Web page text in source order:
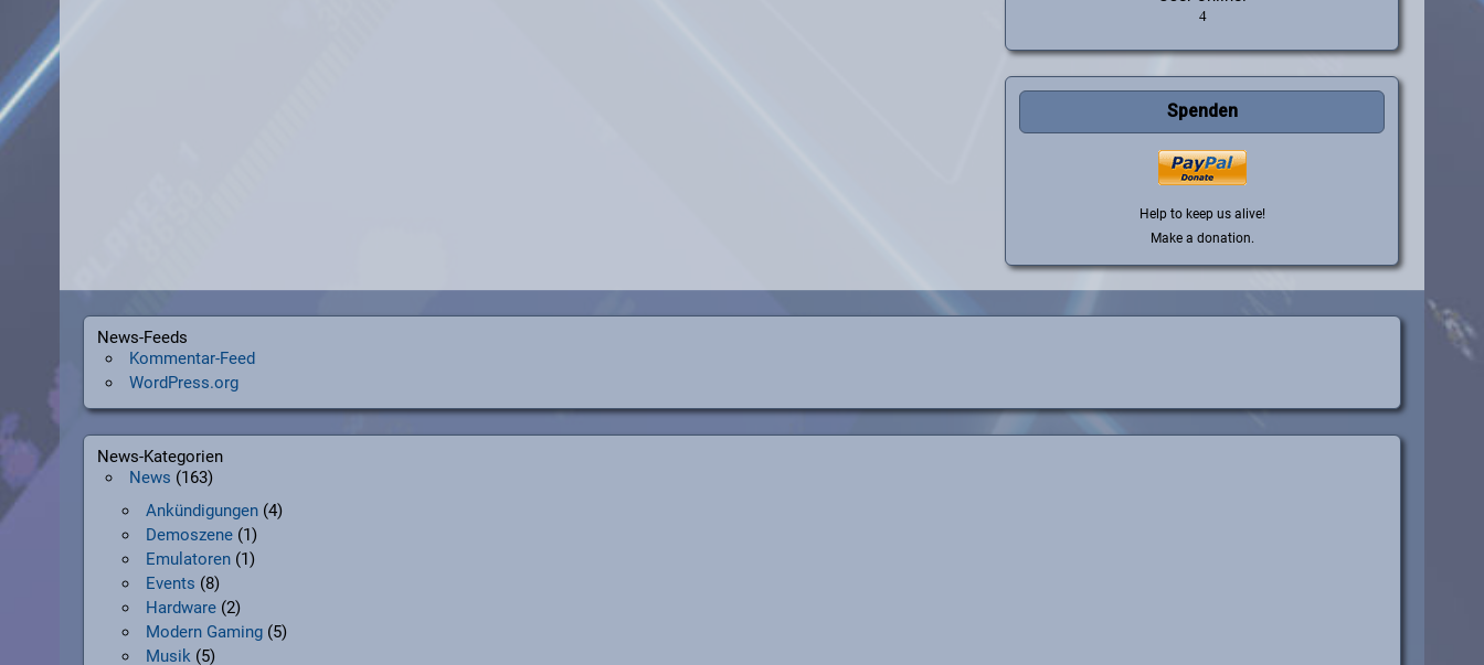
Spenden
Help to keep us alive!
Make a donation.
News-Feeds
Kommentar-Feed
WordPress.org
News-Kategorien
News (163)
Ankündigungen (4)
Demoszene (1)
Emulatoren (1)
Events (8)
Hardware (2)
Modern Gaming (5)
Musik (5)